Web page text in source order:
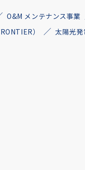
O&M メンテナンス事業
）
太陽光